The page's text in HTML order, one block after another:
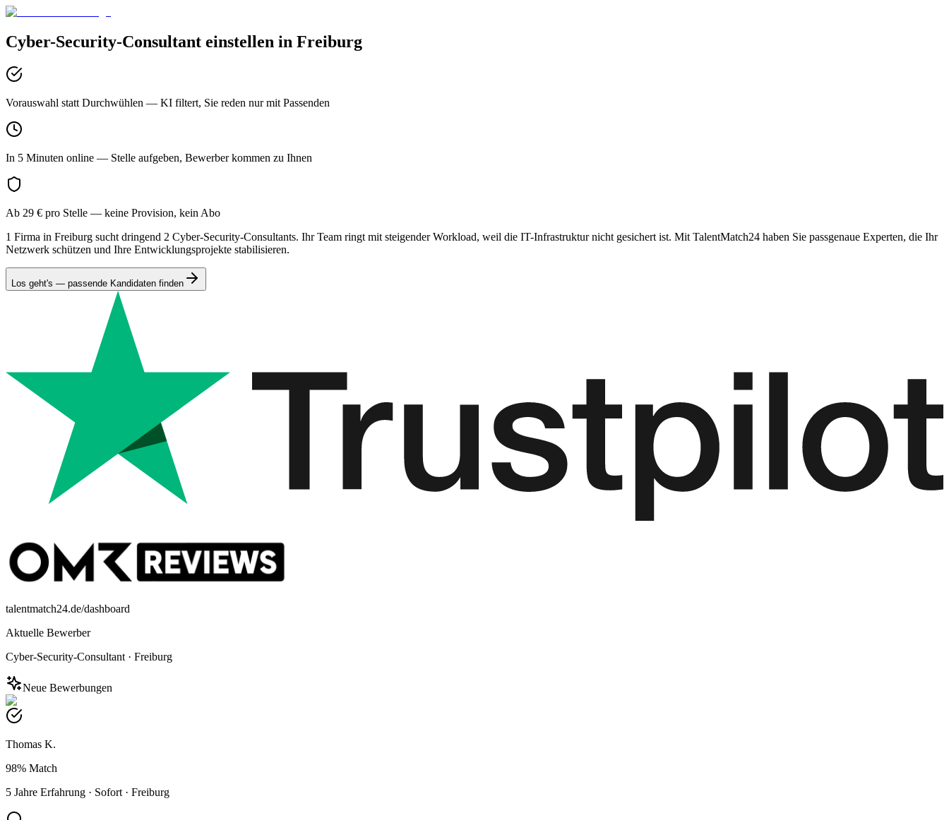
Cyber-Security-Consultant einstellen in Freiburg
Vorauswahl statt Durchwühlen — KI filtert, Sie reden nur mit Passenden
In 5 Minuten online — Stelle aufgeben, Bewerber kommen zu Ihnen
Ab 29 € pro Stelle — keine Provision, kein Abo
1 Firma in Freiburg sucht dringend 2 Cyber-Security-Consultants. Ihr Team ringt mit steigender Workload, weil die IT-Infrastruktur nicht gesichert ist. Mit TalentMatch24 haben Sie passgenaue Experten, die Ihr
Netzwerk schützen und Ihre Entwicklungsprojekte stabilisieren.
Los geht's — passende Kandidaten finden
talentmatch24.de/dashboard
Aktuelle Bewerber
Cyber-Security-Consultant · Freiburg
Neue Bewerbungen
Thomas K.
98% Match
5 Jahre Erfahrung · Sofort · Freiburg